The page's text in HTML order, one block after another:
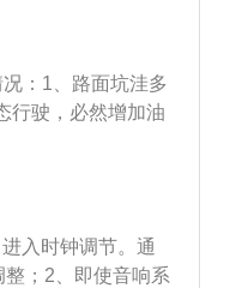
、汽车大包围等
时尾翼根本不起作
动力方面，1.6L舒
122PS），峰值
然吸气发动机，最
：1、路面坑洼多
行驶，必然增加油
，不管有用没用
；3、错误驾驶多
程中，特别是在交
见。
入时钟调节。通
整；2、即使音响系